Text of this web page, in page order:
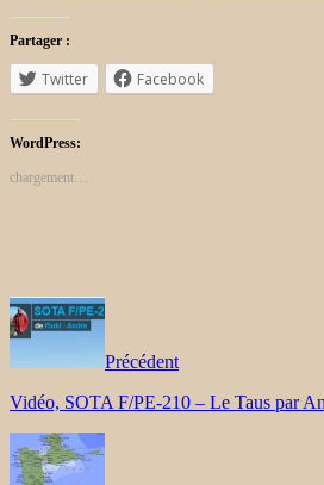
Partager :
Twitter Facebook
WordPress:
chargement…
Précédent
Vidéo, SOTA F/PE-210 – Le Taus par